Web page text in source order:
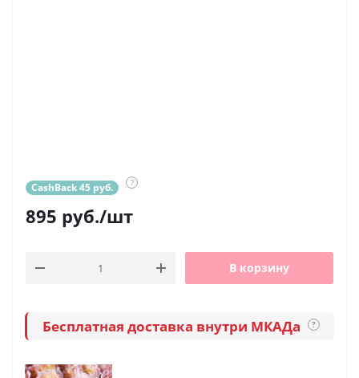
CashBack 45 руб. ?
895 руб./шт
В корзину
Бесплатная доставка внутри МКАДа ?